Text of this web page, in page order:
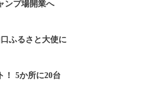
ンプ場開業へ
ふるさと大使に
！ 5か所に20台